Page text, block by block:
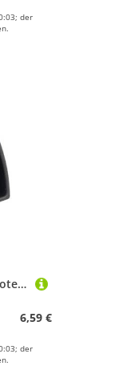
der
Aufbewahrungsclips für Boote, Stangen, , Halterung für Haken, Organisation, Deck, Wand, Schiff, Dock, Kajak, Taschenlampe
6,59 €
der